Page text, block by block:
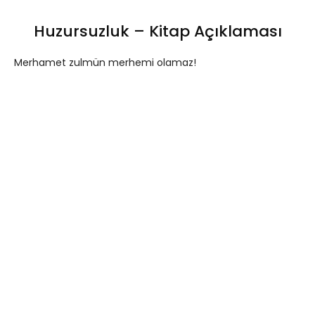
Huzursuzluk – Kitap Açıklaması
Merhamet zulmün merhemi olamaz!